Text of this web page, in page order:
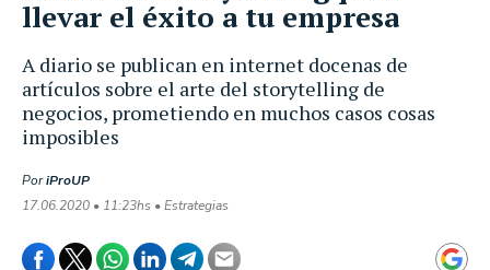
A diario se publican en internet docenas de
artículos sobre el arte del storytelling de
negocios, prometiendo en muchos casos cosas
imposibles
PoriProUP
17.06.2020 • 11:23hs • Estrategias
llevar el éxito a tu empresa